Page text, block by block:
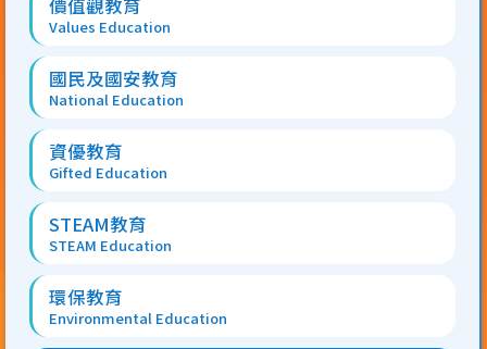
價值觀教育
Values Education
國民及國安教育
National Education
資優教育
Gifted Education
STEAM教育
STEAM Education
環保教育
Environmental Education